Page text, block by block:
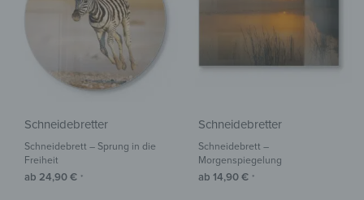
Schneidebretter
Schneidebrett – Sprung in die
Freiheit
ab 24,90€ *
Schneidebretter
Schneidebrett –
Morgenspiegelung
ab 14,90€ *